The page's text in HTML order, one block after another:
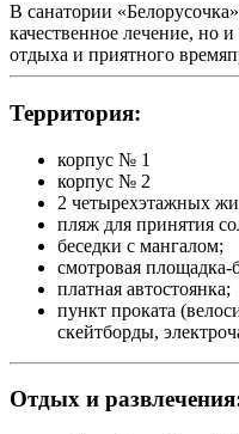
В санатории
качественное лечение, но
отдыха и приятного
Территория:
корпус № 1
корпус № 2
2 четырехэтажных
пляж для принятия
беседки с мангалом;
смотровая площадка-
платная автостоянка;
пункт проката
скейтборды,
Отдых и